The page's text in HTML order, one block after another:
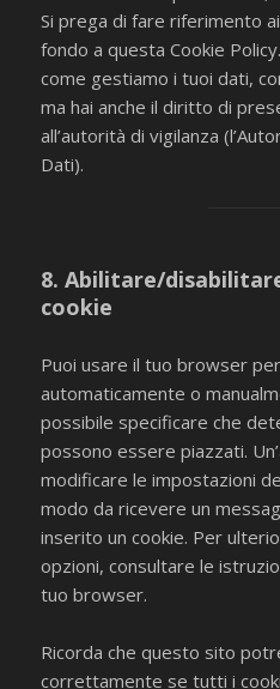
Si prega di fare riferimento
fondo a questa Cookie
come gestiamo i tuoi dati,
ma hai anche il diritto di
all’autorità di vigilanza
Dati).
8. Abilitare/
cookie
Puoi usare il tuo browser
automaticamente o
possibile specificare che
possono essere piazzati.
modificare le impostazioni
modo da ricevere un
inserito un cookie. Per
opzioni, consultare le
tuo browser.
Ricorda che questo sito
correttamente se tutti i